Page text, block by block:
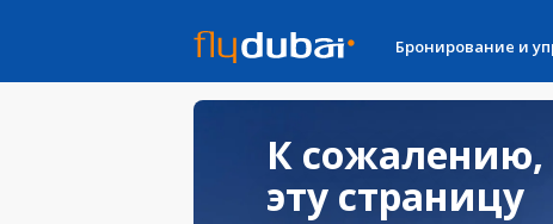
Бронирование и
К
эту страницу